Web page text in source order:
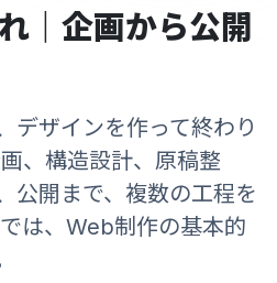
｜企画から公開
デザインを作って終わり
、構造設計、原稿整
公開まで、複数の工程を
は、Web制作の基本的